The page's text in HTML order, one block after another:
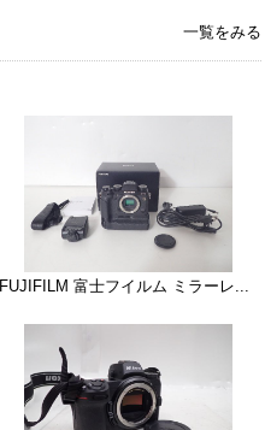
一覧をみる
FUJIFILM 富士フイルム ミラーレ...